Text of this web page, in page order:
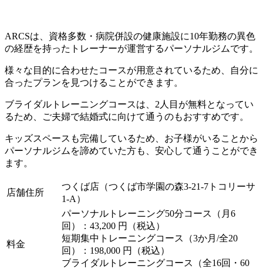
ARCSは、資格多数・病院併設の健康施設に10年勤務の異色
の経歴を持ったトレーナーが運営するパーソナルジムです。
様々な目的に合わせたコースが用意されているため、自分に
合ったプランを見つけることができます。
ブライダルトレーニングコースは、2人目が無料となってい
るため、ご夫婦で結婚式に向けて通うのもおすすめです。
キッズスペースも完備しているため、お子様がいることから
パーソナルジムを諦めていた方も、安心して通うことができ
ます。
店舗住所
つくば店（つくば市学園の森3-21-7トコリーサ
1-A）
料金
パーソナルトレーニング50分コース（月6
回）：43,200 円（税込）
短期集中トレーニングコース（3か月/全20
回）：198,000 円（税込）
ブライダルトレーニングコース（全16回・60